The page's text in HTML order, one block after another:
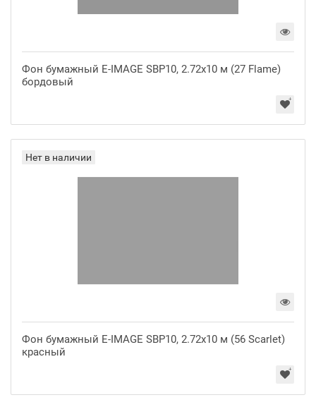
Фон бумажный E-IMAGE SBP10, 2.72х10 м (27 Flame)
бордовый
Нет в наличии
Фон бумажный E-IMAGE SBP10, 2.72х10 м (56 Scarlet)
красный